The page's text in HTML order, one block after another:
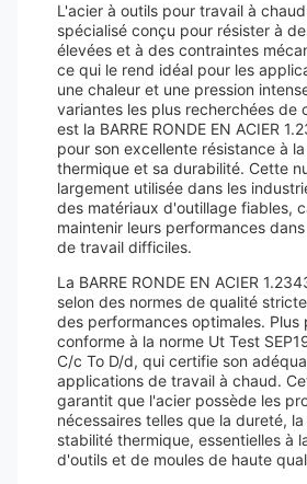
L'acier à outils pour travail à
spécialisé conçu pour résister à
élevées et à des contraintes
ce qui le rend idéal pour les
une chaleur et une pression
variantes les plus recherchées de
est la BARRE RONDE EN ACIER
pour son excellente résistance à
thermique et sa durabilité. Cette
largement utilisée dans les
des matériaux d'outillage fiables,
maintenir leurs performances
de travail difficiles.
La BARRE RONDE EN ACIER
selon des normes de qualité
des performances optimales. Plus
conforme à la norme Ut Test
C/c To D/d, qui certifie son
applications de travail à chaud.
garantit que l'acier possède les
nécessaires telles que la dureté,
stabilité thermique, essentielles à
d'outils et de moules de haute